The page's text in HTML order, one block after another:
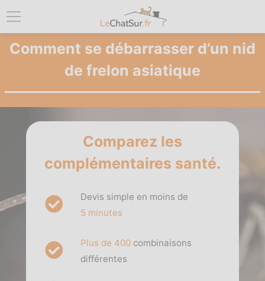
Comment se débarrasser d’un nid
de frelon asiatique
Comparez les
complémentaires santé.
Devis simple en moins de
5 minutes
Plus de 400 combinaisons
différentes